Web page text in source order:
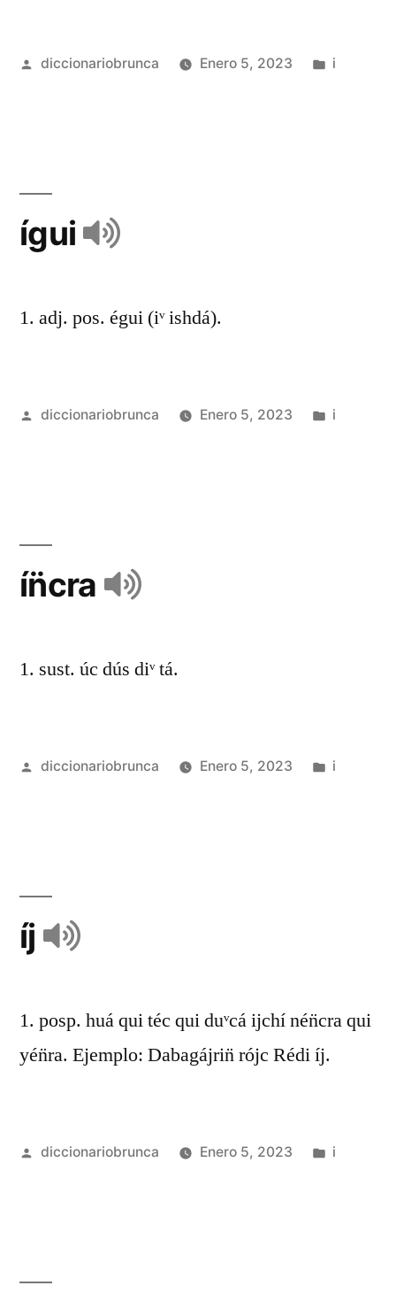
diccionariobrunca Enero 5, 2023 i
ígui
1. adj. pos. égui (iᵛ ishdá).
diccionariobrunca Enero 5, 2023 i
ín̈cra
1. sust. úc dús diᵛ tá.
diccionariobrunca Enero 5, 2023 i
íj
1. posp. huá qui téc qui duᵛcá ijchí nén̈cra qui
yén̈ra. Ejemplo: Dabagájrin̈ rójc Rédi íj.
diccionariobrunca Enero 5, 2023 i